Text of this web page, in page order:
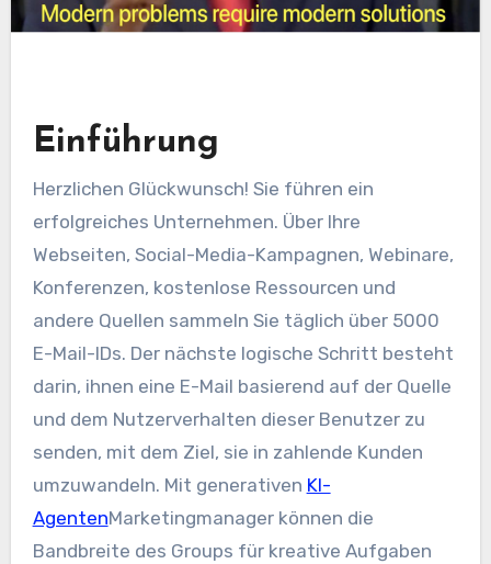
Einführung
Herzlichen Glückwunsch! Sie führen ein
erfolgreiches Unternehmen. Über Ihre
Webseiten, Social-Media-Kampagnen, Webinare,
Konferenzen, kostenlose Ressourcen und
andere Quellen sammeln Sie täglich über 5000
E-Mail-IDs. Der nächste logische Schritt besteht
darin, ihnen eine E-Mail basierend auf der Quelle
und dem Nutzerverhalten dieser Benutzer zu
senden, mit dem Ziel, sie in zahlende Kunden
umzuwandeln. Mit generativen KI-
AgentenMarketingmanager können die
Bandbreite des Groups für kreative Aufgaben